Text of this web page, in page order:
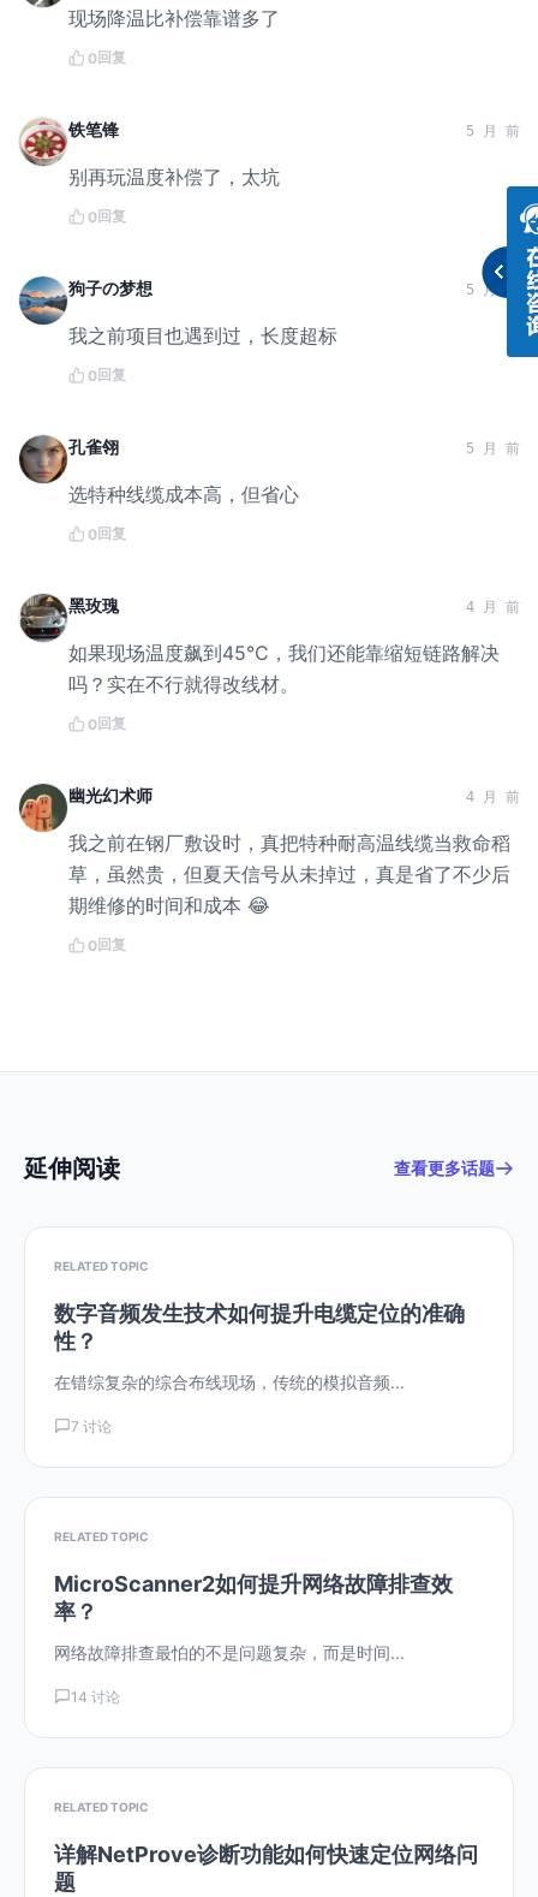
现场降温比补偿靠谱多了
0回复
铁笔锋 5 月 前
别再玩温度补偿了，太坑
0回复
狗子の梦想 5 月 前
我之前项目也遇到过，长度超标
0回复
孔雀翎 5 月 前
选特种线缆成本高，但省心
0回复
黑玫瑰 4 月 前
如果现场温度飙到45℃，我们还能靠缩短链路解决
吗？实在不行就得改线材。
0回复
幽光幻术师 4 月 前
我之前在钢厂敷设时，真把特种耐高温线缆当救命稻
草，虽然贵，但夏天信号从未掉过，真是省了不少后
期维修的时间和成本 😂
0回复
延伸阅读 查看更多话题
RELATED TOPIC
数字音频发生技术如何提升电缆定位的准确
性？
在错综复杂的综合布线现场，传统的模拟音频...
7 讨论
RELATED TOPIC
MicroScanner2如何提升网络故障排查效
率？
网络故障排查最怕的不是问题复杂，而是时间...
14 讨论
RELATED TOPIC
详解NetProve诊断功能如何快速定位网络问
题